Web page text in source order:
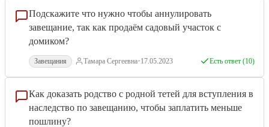
Подскажите что нужно чтобы аннулировать
завещание, так как продаём садовый участок с
домиком?
Завещания Тамара Сергеевна•17.05.2023 Есть ответ (10)
Как доказать родство с родной тетей для вступления в
наследство по завещанию, чтобы заплатить меньше
пошлину?